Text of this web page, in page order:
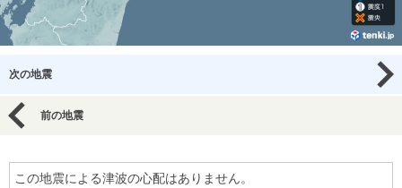
次の地震
前の地震
この地震による津波の心配はありません。